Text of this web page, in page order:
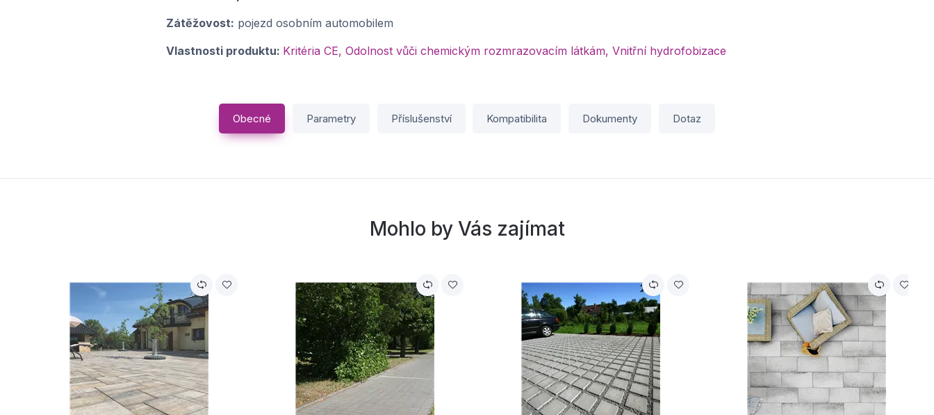
Zátěžovost: pojezd osobním automobilem
Vlastnosti produktu: Kritéria CE, Odolnost vůči chemickým rozmrazovacím látkám, Vnitřní hydrofobizace
Obecné Parametry Příslušenství Kompatibilita Dokumenty Dotaz
Mohlo by Vás zajímat